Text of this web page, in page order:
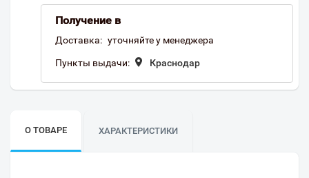
Получение в
Доставка: уточняйте у менеджера
Пункты выдачи: Краснодар
О ТОВАРЕ ХАРАКТЕРИСТИКИ